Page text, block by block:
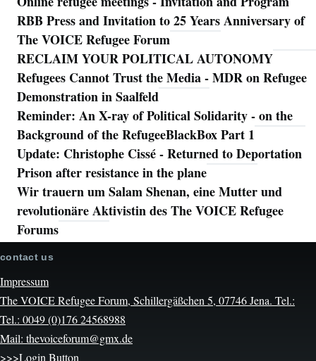
RBB Press and Invitation to 25 Years Anniversary of
The VOICE Refugee Forum
RECLAIM YOUR POLITICAL AUTONOMY
Refugees Cannot Trust the Media - MDR on Refugee
Demonstration in Saalfeld
Reminder: An X-ray of Political Solidarity - on the
Background of the RefugeeBlackBox Part 1
Update: Christophe Cissé - Returned to Deportation
Prison after resistance in the plane
Wir trauern um Salam Shenan, eine Mutter und
revolutionäre Aktivistin des The VOICE Refugee
Forums
contact us
Impressum
The VOICE Refugee Forum, Schillergäßchen 5, 07746 Jena. Tel.:
Tel.: 0049 (0)176 24568988
Mail: thevoiceforum@gmx.de
>>>Login Button